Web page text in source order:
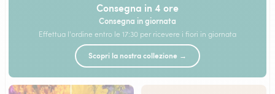
Consegna in 4 ore
Consegna in giornata
Effettua l'ordine entro le 17:30 per ricevere i fiori in giornata
Scopri la nostra collezione →